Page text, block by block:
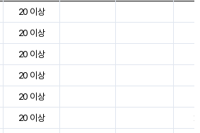
날씨, 기온, 강수, 바람, 기압등을 안내한 표입
20 이상
20 이상
20 이상
20 이상
20 이상
20 이상